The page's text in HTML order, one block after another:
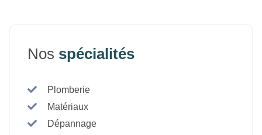
Nos spécialités
Plomberie
Matériaux
Dépannage